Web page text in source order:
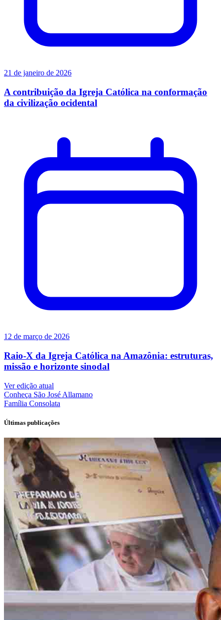
21 de janeiro de 2026
A contribuição da Igreja Católica na conformação
da civilização ocidental
12 de março de 2026
Raio-X da Igreja Católica na Amazônia: estruturas,
missão e horizonte sinodal
Ver edição atual
Conheça São José Allamano
Família Consolata
Últimas publicações